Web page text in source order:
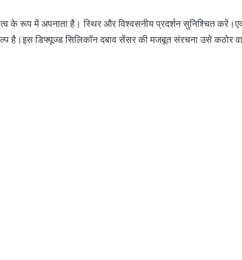
के रूप में अपनाता है। स्थिर और विश्वसनीय प्रदर्शन सुनिश्चित
है।इस डिफ्यूज्ड सिलिकॉन दबाव सेंसर की मजबूत संरचना उसे कठोर